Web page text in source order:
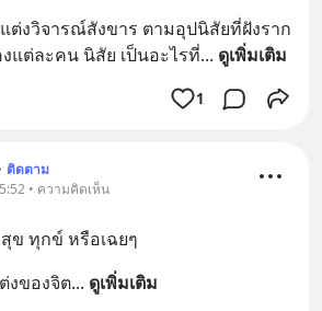
ต่งวิจารณ์สังขาร ตามอุปนิสัยที่ฝังราก
แต่ละคน นิสัย เป็นอะไรที่... ดูเพิ่มเติม
1
ติดตาม
• ความคิดเห็น
ข ทุกข์ หรือเฉยๆ
งของจิต... ดูเพิ่มเติม